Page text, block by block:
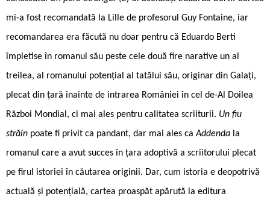
mi-a fost recomandată la Lille de profesorul Guy Fontaine, iar
recomandarea era făcută nu doar pentru că Eduardo Berti
împletise în romanul său peste cele două fire narative un al
treilea, al romanului potențial al tatălui său, originar din Galați,
plecat din țară înainte de intrarea României în cel de-Al Doilea
Război Mondial, ci mai ales pentru calitatea scriiturii. Un fiu
străin poate fi privit ca pandant, dar mai ales caAddenda la
romanul care a avut succes în țara adoptivă a scriitorului plecat
pe firul istoriei în căutarea originii. Dar, cum istoria e deopotrivă
actuală și potențială, cartea proaspăt apărută la editura